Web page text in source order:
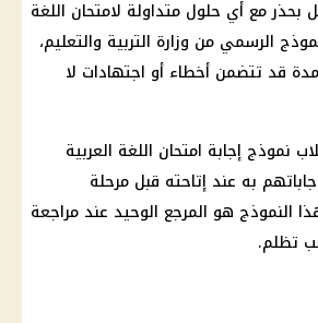
بحذر مع أي حلول متداولة لامتحان اللغة
الرسمي من وزارة التربية والتعليم،
قد تتضمن أخطاء أو اجتهادات لا
نموذج إجابة امتحان اللغة العربية
به عند إتاحته قبل مرحلة
النموذج هو المرجع الوحيد عند مراجعة
تظلم.